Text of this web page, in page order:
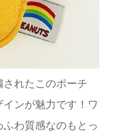
れたこのポーチ
ンが魅力です！ワ
わ質感なのもとっ